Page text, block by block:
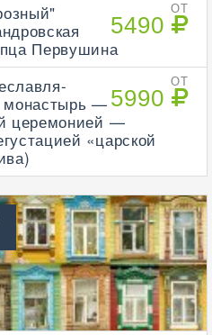
ОТ
5490
Первушина
ОТ
5990
монастырь —
церемонией —
«царской